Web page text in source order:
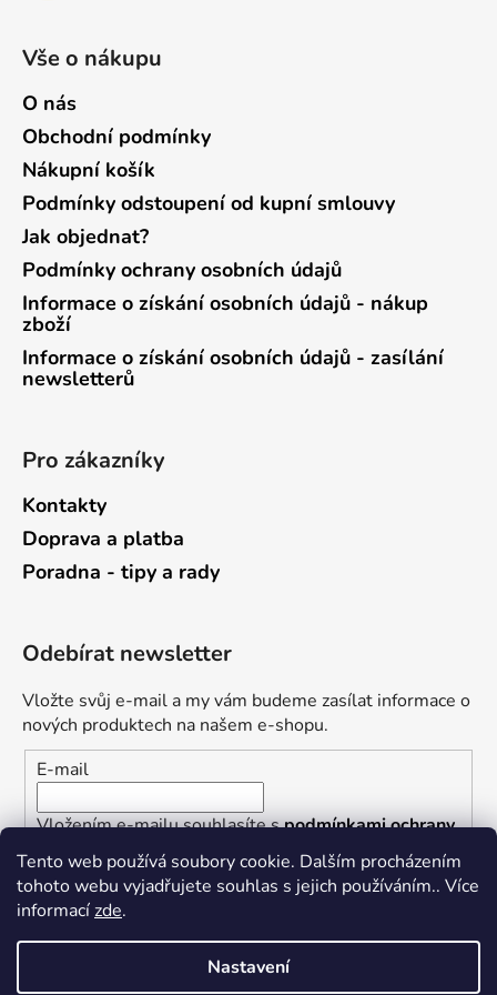
Tento web používá soubory cookie. Dalším procházením
tohoto webu vyjadřujete souhlas s jejich používáním.. Více
informacízde.
Nastavení
Vše o nákupu
O nás
Obchodní podmínky
Nákupní košík
Podmínky odstoupení od kupní smlouvy
Jak objednat?
Podmínky ochrany osobních údajů
Informace o získání osobních údajů - nákup
zboží
Informace o získání osobních údajů - zasílání
newsletterů
Pro zákazníky
Kontakty
Doprava a platba
Poradna - tipy a rady
Odebírat newsletter
Vložte svůj e-mail a my vám budeme zasílat informace o
nových produktech na našem e-shopu.
E-mail
Vložením e-mailu souhlasíte spodmínkami ochrany
osobních údajů
PŘIHLÁSIT SE